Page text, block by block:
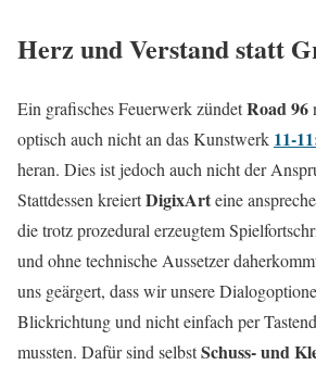
Herz und Verstand statt
Ein grafisches Feuerwerk zündetRoad 96
optisch auch nicht an das Kunstwerk 11-
heran. Dies ist jedoch auch nicht der
Stattdessen kreiertDigixArteine
die trotz prozedural erzeugtem
und ohne technische Aussetzer
uns geärgert, dass wir unsere
Blickrichtung und nicht einfach per
mussten. Dafür sind selbstSchuss- und